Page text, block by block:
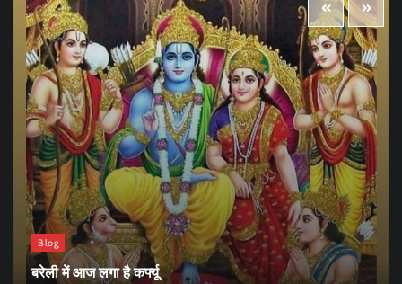
Blog
बरेली में आज लगा है कर्फ्यू